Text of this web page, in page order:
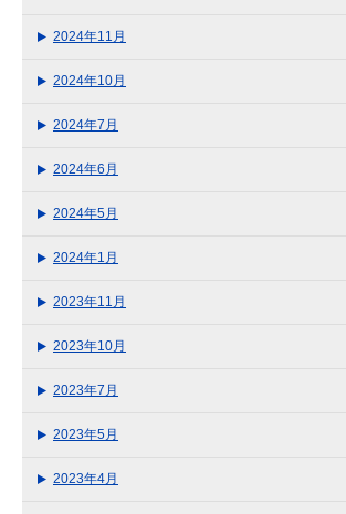
2024年11月
2024年10月
2024年7月
2024年6月
2024年5月
2024年1月
2023年11月
2023年10月
2023年7月
2023年5月
2023年4月